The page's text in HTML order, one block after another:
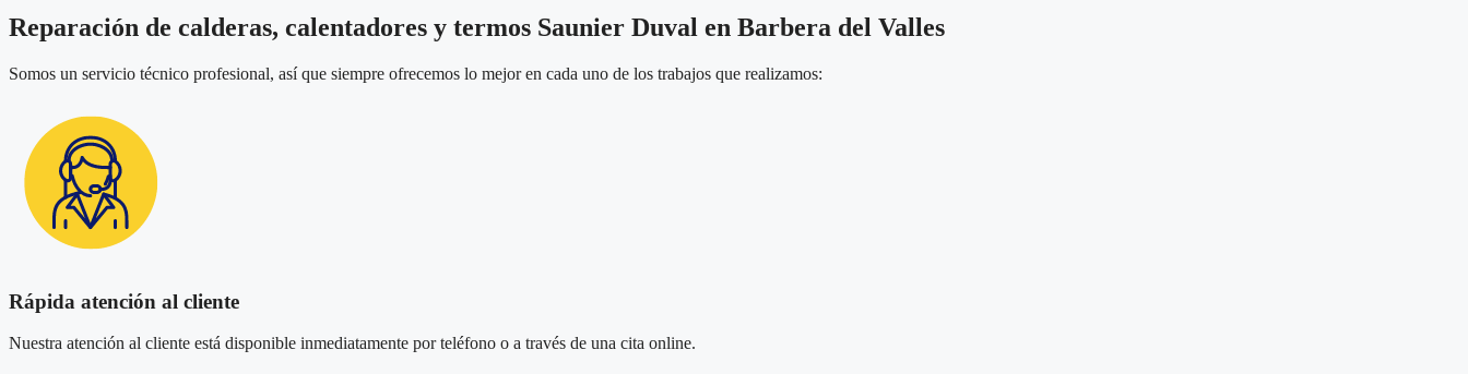
Reparación de calderas, calentadores y termos Saunier Duval en Barbera del Valles
Somos un servicio técnico profesional, así que siempre ofrecemos lo mejor en cada uno de los trabajos que realizamos:
Rápida atención al cliente
Nuestra atención al cliente está disponible inmediatamente por teléfono o a través de una cita online.